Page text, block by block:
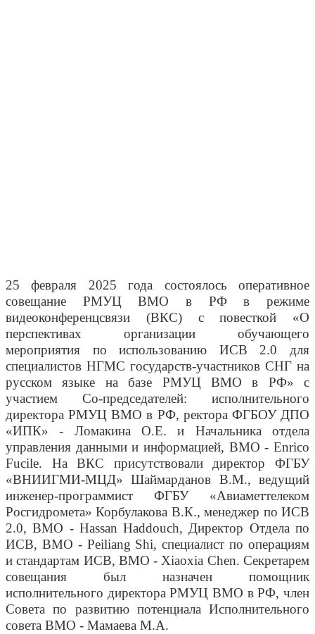
25 февраля 2025 года состоялось оперативное
совещание РМУЦ ВМО в РФ в режиме
видеоконференцсвязи (ВКС) с повесткой «О
перспективах организации обучающего
мероприятия по использованию ИСВ 2.0 для
специалистов НГМС государств-участников СНГ на
русском языке на базе РМУЦ ВМО в РФ» с
участием Со-председателей: исполнительного
директора РМУЦ ВМО в РФ, ректора ФГБОУ ДПО
«ИПК» - Ломакина О.Е. и Начальника отдела
управления данными и информацией, ВМО - Enrico
Fucile. На ВКС присутствовали директор ФГБУ
«ВНИИГМИ-МЦД» Шаймарданов В.М., ведущий
инженер-программист ФГБУ «Авиаметтелеком
Росгидромета» Корбулакова В.К., менеджер по ИСВ
2.0, ВМО - Hassan Haddouch, Директор Отдела по
ИСВ, ВМО - Peiliang Shi, специалист по операциям
и стандартам ИСВ, ВМО - Xiaoxia Chen. Секретарем
совещания был назначен помощник
исполнительного директора РМУЦ ВМО в РФ, член
Совета по развитию потенциала Исполнительного
совета ВМО - Мамаева М.А.